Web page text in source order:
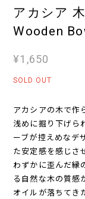
アカシア
Wooden
¥1,650
SOLD OUT
アカシアの木で作
浅めに掘り下げら
ーブが控えめなデ
た安定感を感じさ
わずかに歪んだ縁
る自然な木の質感
オイルが落ちてき